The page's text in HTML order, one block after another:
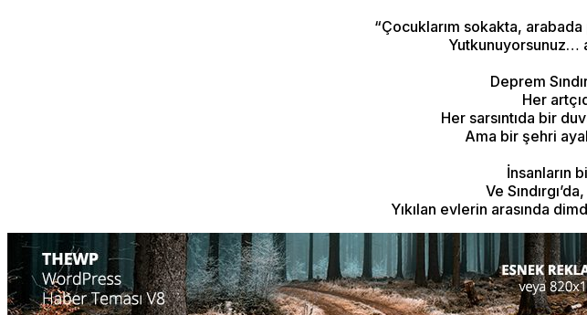
“Çocuklarım sokakta,
Yutkunuyorsunuz…
Deprem
Her
Her sarsıntıda bir
Ama bir şehri
İnsanların
Ve
Yıkılan evlerin arasında